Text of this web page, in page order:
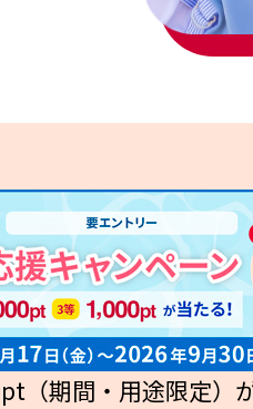
（期間・用途限定）